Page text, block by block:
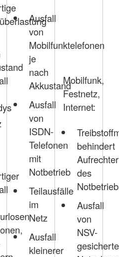
Ausfall
von
Mobilfunktelefonen
je
nach
Akkustand
Ausfall
von
ISDN-
Telefonen
mit
Notbetrieb
Teilausfälle
im
Netz
Ausfall
kleinerer
Mobilfunk,
Festnetz,
Internet:
behindert
des
Ausfall
von
NSV-